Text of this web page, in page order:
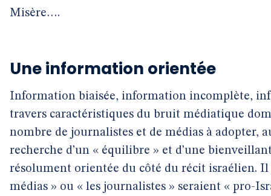
Misère….
Une information orientée
Information biaisée, information incomplète,
travers caractéristiques du bruit médiatique
nombre de journalistes et de médias à adopter,
recherche d’un « équilibre » et d’une
résolument orientée du côté du récit israélien. Il
médias » ou « les journalistes » seraient « pro-